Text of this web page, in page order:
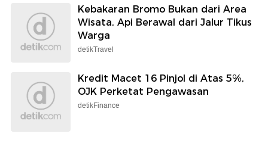
Kebakaran Bromo Bukan dari Area
Wisata, Api Berawal dari Jalur Tikus
Warga
detikTravel
Kredit Macet 16 Pinjol di Atas 5%,
OJK Perketat Pengawasan
detikFinance